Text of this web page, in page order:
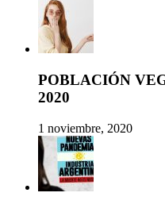
POBLACIÓN
2020
1 noviembre, 2020